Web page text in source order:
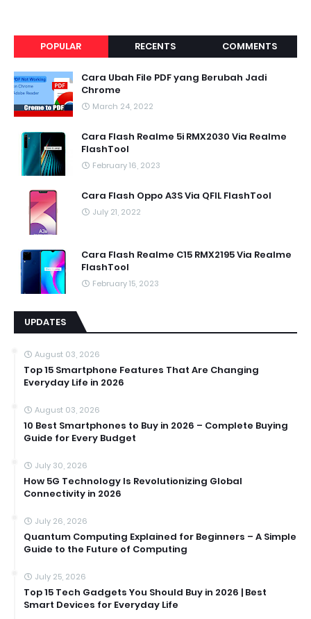
POPULAR RECENTS COMMENTS
Cara Ubah File PDF yang Berubah Jadi
Chrome
March 24, 2022
Cara Flash Realme 5i RMX2030 Via Realme
FlashTool
February 16, 2023
Cara Flash Oppo A3S Via QFIL FlashTool
July 21, 2022
Cara Flash Realme C15 RMX2195 Via Realme
FlashTool
February 15, 2023
UPDATES
August 03, 2026
Top 15 Smartphone Features That Are Changing
Everyday Life in 2026
August 03, 2026
10 Best Smartphones to Buy in 2026 – Complete Buying
Guide for Every Budget
July 30, 2026
How 5G Technology Is Revolutionizing Global
Connectivity in 2026
July 26, 2026
Quantum Computing Explained for Beginners – A Simple
Guide to the Future of Computing
July 25, 2026
Top 15 Tech Gadgets You Should Buy in 2026 | Best
Smart Devices for Everyday Life